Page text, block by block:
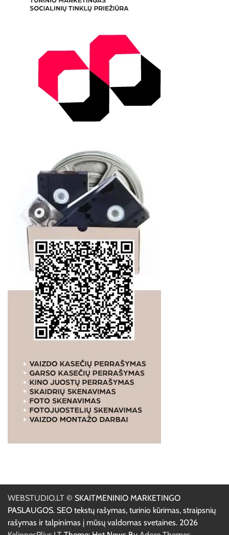
WEBSTUDIO.LT © SKAITMENINIO MARKETINGO
PASLAUGOS. SEO tekstų rašymas, turinio kūrimas, straipsnių
rašymas ir talpinimas į mūsų valdomas svetaines. 2026